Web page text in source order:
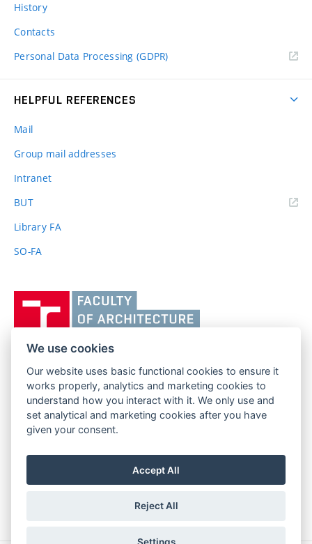
History
Contacts
Personal Data Processing (GDPR)
HELPFUL REFERENCES
Mail
Group mail addresses
Intranet
BUT(external
Library FA
SO-FA
učení
technické
Brně,
Fakulta
architektury
FACULTY OF ARCHITECTURE
BRNO UNIVERSITY OF TECHNOLOGY
Poříčí 273/5
639 00 Brno
www.fa.vutbr.cz
info@fa.vutbr.cz
We use cookies
Our website uses basic functional cookies to ensure it
works properly, analytics and marketing cookies to
understand how you interact with it. We only use and
set analytical and marketing cookies after you have
given your consent.
Accept All
Reject All